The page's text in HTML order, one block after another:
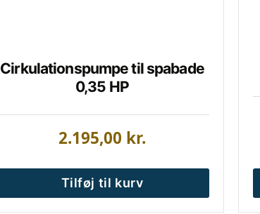
Cirkulationspumpe til spabade
0,35 HP
2.195,00 kr.
Tilføj til kurv